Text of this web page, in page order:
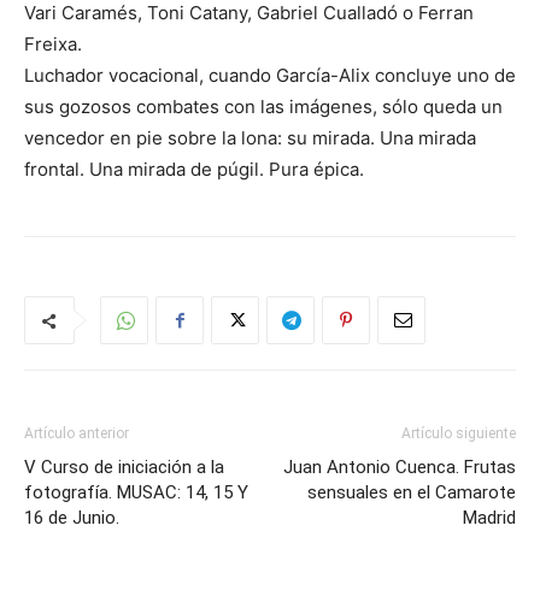
Vari Caramés, Toni Catany, Gabriel Cualladó o Ferran
Freixa.
Luchador vocacional, cuando García-Alix concluye uno de
sus gozosos combates con las imágenes, sólo queda un
vencedor en pie sobre la lona: su mirada. Una mirada
frontal. Una mirada de púgil. Pura épica.
Artículo anterior
V Curso de iniciación a la
fotografía. MUSAC: 14, 15 Y
16 de Junio.
Artículo siguiente
Juan Antonio Cuenca. Frutas
sensuales en el Camarote
Madrid